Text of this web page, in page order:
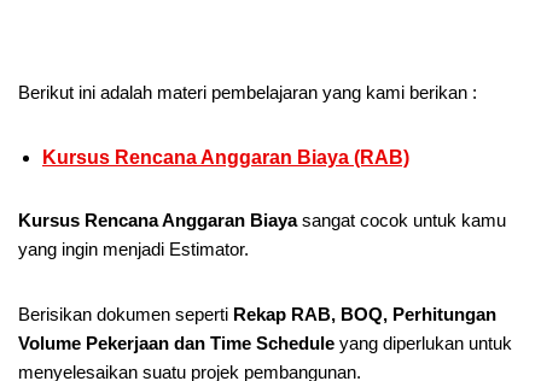
Berikut ini adalah materi pembelajaran yang kami berikan :
Kursus Rencana Anggaran Biaya (RAB)
Kursus Rencana Anggaran Biayasangat cocok untuk kamu
yang ingin menjadi Estimator.
Berisikan dokumen seperti Rekap RAB, BOQ, Perhitungan
Volume Pekerjaan dan Time Schedule yang diperlukan untuk
menyelesaikan suatu projek pembangunan.